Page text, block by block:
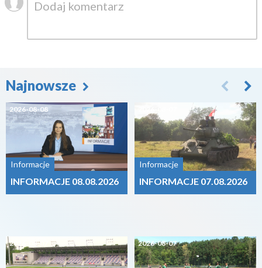
Najnowsze
2026-08-08
Informacje
INFORMACJE 08.08.2026
2026-08-07
Informacje
INFORMACJE 07.08.2026
2026-08-07